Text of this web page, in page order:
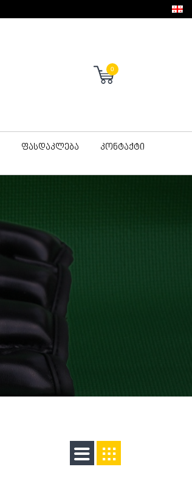
0
ფასდაკლება კონტაქტი